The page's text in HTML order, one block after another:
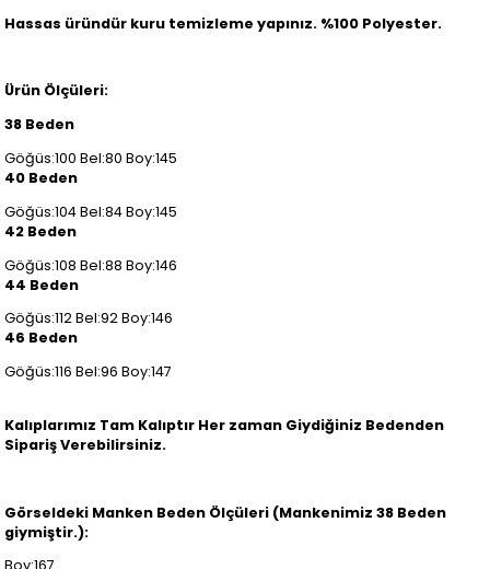
Hassas üründür kuru temizleme yapınız. %100 Polyester.
Ürün Ölçüleri:
38 Beden
Göğüs:100 Bel:80 Boy:145
40 Beden
Göğüs:104 Bel:84 Boy:145
42 Beden
Göğüs:108 Bel:88 Boy:146
44 Beden
Göğüs:112 Bel:92 Boy:146
46 Beden
Göğüs:116 Bel:96 Boy:147
Kalıplarımız Tam Kalıptır Her zaman Giydiğiniz Bedenden
Sipariş Verebilirsiniz.
Görseldeki Manken Beden Ölçüleri (Mankenimiz 38 Beden
giymiştir.):